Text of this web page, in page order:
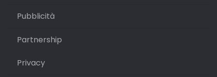
Pubblicità
Partnership
Privacy